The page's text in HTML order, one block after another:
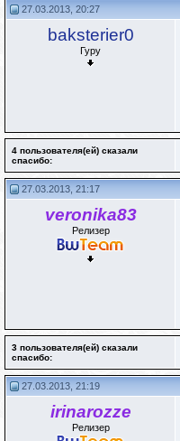
27.03.2013, 20:27
baksterier0
Гуру
4 пользователя(ей) сказали
cпасибо:
27.03.2013, 21:17
veronika83
Релизер
3 пользователя(ей) сказали
cпасибо:
27.03.2013, 21:19
irinarozze
Релизер